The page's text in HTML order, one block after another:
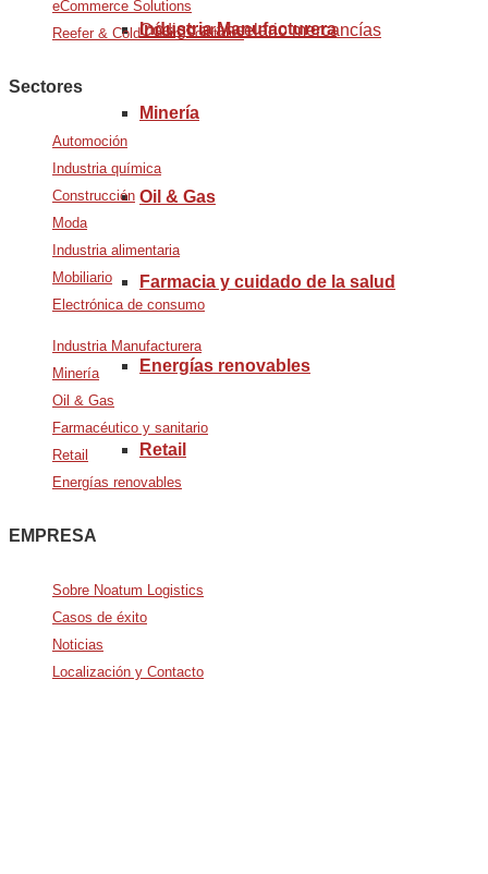
Industria Manufacturera
Minería
Oil & Gas
Farmacia y cuidado de la salud
Energías renovables
Retail
Código arancelario mercancías
eCommerce Solutions
Reefer & Cold Chain Solutions
Sectores
Automoción
Industria química
Construcción
Moda
Industria alimentaria
Mobiliario
Electrónica de consumo
Industria Manufacturera
Minería
Oil & Gas
Farmacéutico y sanitario
Retail
Energías renovables
EMPRESA
Sobre Noatum Logistics
Casos de éxito
Noticias
Localización y Contacto